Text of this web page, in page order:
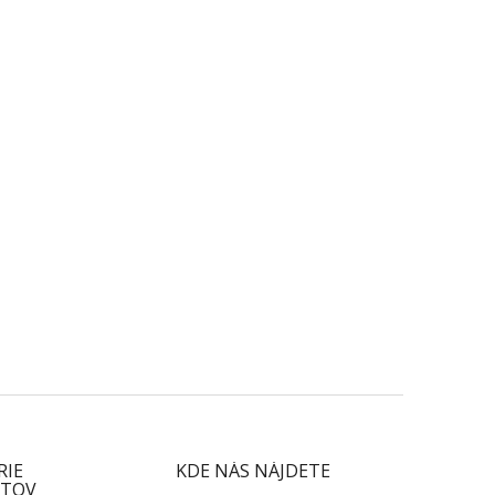
KDE NÁS NÁJDETE